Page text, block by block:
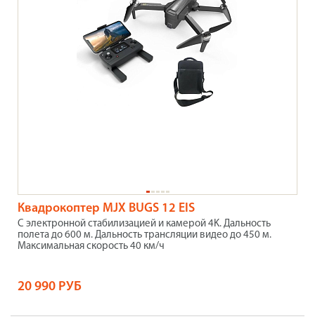
Квадрокоптер MJX BUGS 12 EIS
С электронной стабилизацией и камерой 4K. Дальность
полета до 600 м. Дальность трансляции видео до 450 м.
Максимальная скорость 40 км/ч
20 990 РУБ